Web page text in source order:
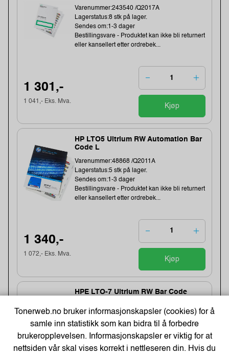
Varenummer:243540 /Q2017A
Lagerstatus:8 stk på lager.
Sendes om:1-3 dager
Bestillingsvare - Produktet kan ikke bli returnert
eller kansellert etter ordrebek...
1 301,-
1 041,- Eks. Mva.
Kjøp
HP LTO5 Ultrium RW Automation Bar
Code L
Varenummer:48868 /Q2011A
Lagerstatus:5 stk på lager.
Sendes om:1-3 dager
Bestillingsvare - Produktet kan ikke bli returnert
eller kansellert etter ordrebek...
1 340,-
1 072,- Eks. Mva.
Kjøp
HPE LTO-7 Ultrium RW Bar Code
Varenummer:114159 /Q2014A
Lagerstatus:10 stk på lager.
Sendes om:1-3 dager
Bestillingsvare - Produktet kan ikke bli returnert
eller kansellert etter ordrebek...
Tonerweb.no bruker informasjonskapsler (cookies) for å
samle inn statistikk som kan bidra til å forbedre
brukeropplevelsen. Informasjonskapsler er viktig for at
nettsiden vår skal vises korrekt i nettleseren din. Hvis du